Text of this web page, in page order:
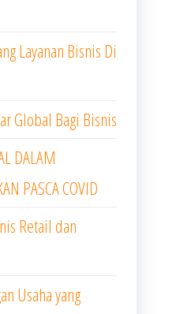
Layanan Bisnis Di
Global Bagi Bisnis
DALAM
PASCA COVID
Retail dan
Usaha yang